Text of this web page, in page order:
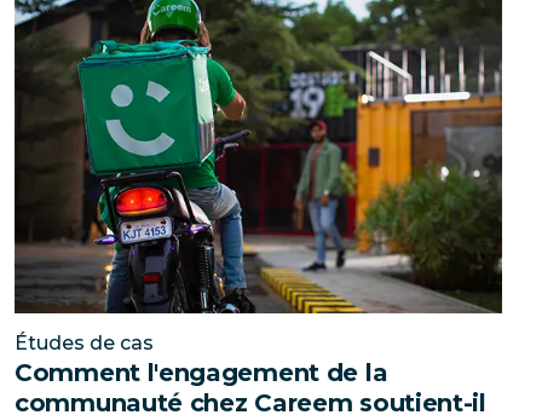
Études de cas
Comment l'engagement de la
communauté chez Careem soutient-il